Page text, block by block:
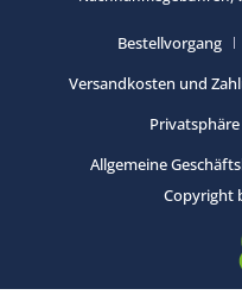
Bestellvorgang
Versandkosten und
Allgemeine
Copyright